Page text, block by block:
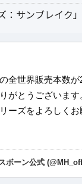
：サンブレイク
全世界販売本数
がとうございます
ーズをよろしくお
ボーン公式